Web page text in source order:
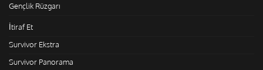
Gençlik Rüzgarı
İtiraf Et
Survivor Ekstra
Survivor Panorama